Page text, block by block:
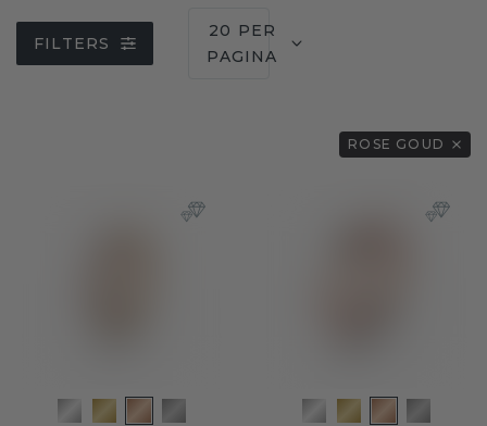
FILTERS
20 PER
PAGINA
ROSE GOUD